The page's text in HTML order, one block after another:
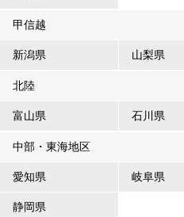
甲信越
新潟県 山梨県
北陸
富山県 石川県
中部・東海地区
愛知県 岐阜県
静岡県